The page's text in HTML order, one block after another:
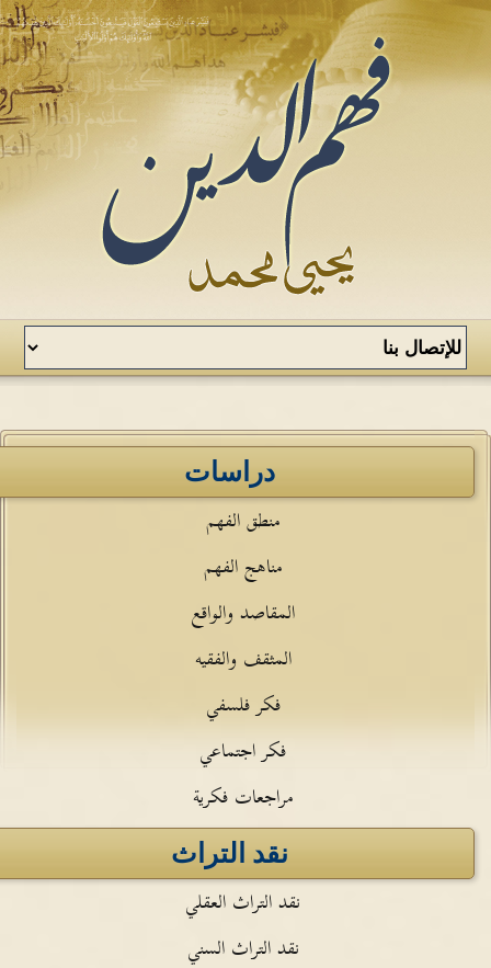
دراسات
منطق الفهم
مناهج الفهم
المقاصد والواقع
المثقف والفقيه
فكر فلسفي
فكر اجتماعي
مراجعات فكرية
نقد التراث
نقد التراث العقلي
نقد التراث السني